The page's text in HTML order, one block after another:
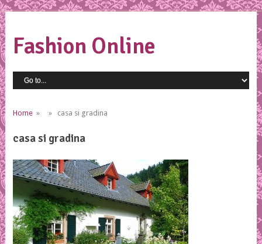
Fashion Online
Home» » casa si gradina
casa si gradina